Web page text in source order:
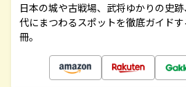
日本の城や古戦場、武将ゆかりの史
代にまつわるスポットを徹底ガイド
冊。